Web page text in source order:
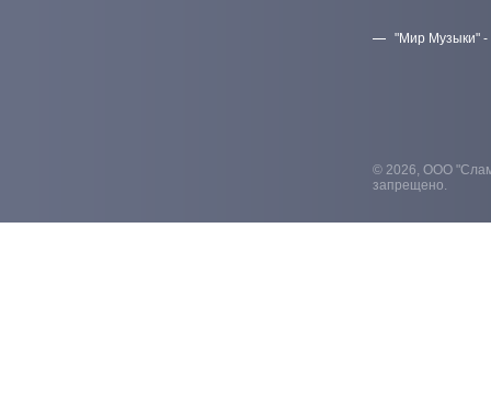
"Мир Музыки" -
© 2026, ООО
запрещено.